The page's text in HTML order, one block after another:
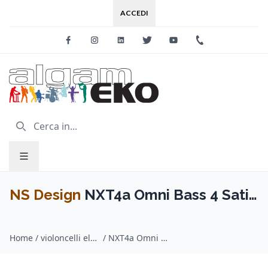
ACCEDI
FacebookInstagramLinkedinTwitter Youtube
NS Design NXT4a Omni Bass 4 Satin
Home / violoncelli elettrici / NS Design / NXT4a Omni Bass 4 Satin Black